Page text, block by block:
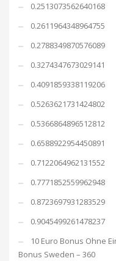
0.2513073562640168
0.2611964348964755
0.2788349870576089
0.3274347673029141
0.4091859338119206
0.5263621731424802
0.5366864896512812
0.6588922954450891
0.7122064962131552
0.7771852559962948
0.8723697931283529
0.9045499261478237
10 Euro Bonus Ohne
Bonus Sweden – 360